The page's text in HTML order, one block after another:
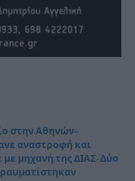
στην Αθηνών–
αναστροφή και
μηχανή της ΔΙΑΣ- Δύο